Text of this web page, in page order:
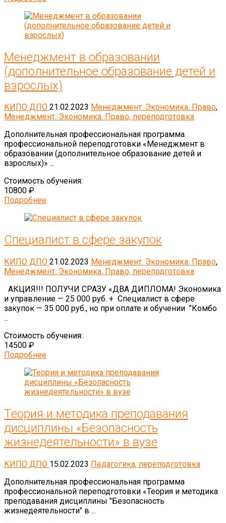
Менеджмент в образовании
(дополнительное образование детей и
взрослых)
КИПО ДПО 21.02.2023 Менеджмент. Экономика. Право,
Менеджмент. Экономика. Право, переподготовка
Дополнительная профессиональная программа
профессиональной переподготовки «Менеджмент в
образовании (дополнительное образование детей и
взрослых)» ...
Стоимость обучения:
10800 ₽
Подробнее
Специалист в сфере закупок
КИПО ДПО 21.02.2023 Менеджмент. Экономика. Право,
Менеджмент. Экономика. Право, переподготовка
АКЦИЯ!!! ПОЛУЧИ СРАЗУ «ДВА ДИПЛОМА! Экономика
и управление — 25 000 руб. + Специалист в сфере
закупок — 35 000 руб., но при оплате и обучении "Комбо
...
Стоимость обучения:
14500 ₽
Подробнее
Теория и методика преподавания
дисциплины «Безопасность
жизнедеятельности» в вузе
КИПО ДПО 15.02.2023 Педагогика, переподготовка
Дополнительная профессиональная программа
профессиональной переподготовки «Теория и методика
преподавания дисциплины "Безопасность
жизнедеятельности" в ...